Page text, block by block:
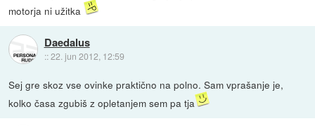
motorja ni užitka
Daedalus
::22. jun 2012, 12:59
Sej gre skoz vse ovinke praktično na polno. Sam vprašanje je,
kolko časa zgubiš z opletanjem sem pa tja